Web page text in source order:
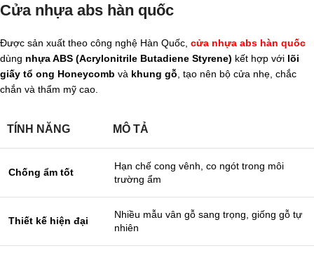
Cửa nhựa abs hàn quốc
Được sản xuất theo công nghệ Hàn Quốc, cửa nhựa abs hàn quốc
dùng nhựa ABS (Acrylonitrile Butadiene Styrene) kết hợp với lõi
giấy tổ ong Honeycomb và khung gỗ , tạo nên bộ cửa nhẹ, chắc
chắn và thẩm mỹ cao.
TÍNH NĂNG MÔ TẢ
Chống ẩm tốt
Hạn chế cong vênh, co ngót trong môi
trường ẩm
Thiết kế hiện đại
Nhiều mẫu vân gỗ sang trọng, giống gỗ tự
nhiên